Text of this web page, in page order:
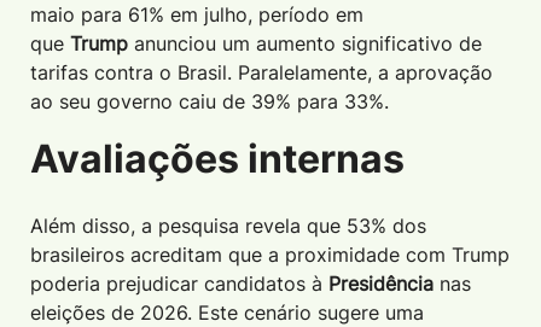
maio para 61% em julho, período em
que Trump anunciou um aumento significativo de
tarifas contra o Brasil. Paralelamente, a aprovação
ao seu governo caiu de 39% para 33%.
Avaliações internas
Além disso, a pesquisa revela que 53% dos
brasileiros acreditam que a proximidade com Trump
poderia prejudicar candidatos à Presidência nas
eleições de 2026. Este cenário sugere uma